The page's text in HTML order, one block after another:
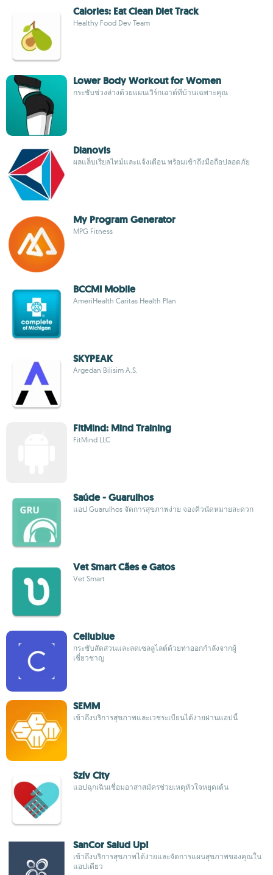
Calories: Eat Clean Diet Track
Healthy Food Dev Team
Lower Body Workout for Women
กระชับช่วงล่างด้วยแผนเวิร์กเอาต์ที่บ้านเฉพาะคุณ
Dianovis
ผลแล็บเรียลไทม์และแจ้งเตือน พร้อมเข้าถึงมือถือปลอดภัย
My Program Generator
MPG Fitness
BCCMI Mobile
AmeriHealth Caritas Health Plan
SKYPEAK
Argedan Bilisim A.S.
FitMind: Mind Training
FitMind LLC
Saúde - Guarulhos
แอป Guarulhos จัดการสุขภาพง่าย จองคิวนัดหมายสะดวก
Vet Smart Cães e Gatos
Vet Smart
Cellublue
กระชับสัดส่วนและลดเซลลูไลต์ด้วยท่าออกกำลังจากผู้
เชี่ยวชาญ
SEMM
เข้าถึงบริการสุขภาพและเวชระเบียนได้ง่ายผ่านแอปนี้
Szív City
แอปฉุกเฉินเชื่อมอาสาสมัครช่วยเหตุหัวใจหยุดเต้น
SanCor Salud Up!
เข้าถึงบริการสุขภาพได้ง่ายและจัดการแผนสุขภาพของคุณใน
แอปเดียว